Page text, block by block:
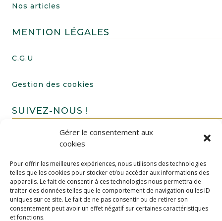
Gérer le consentement aux
cookies
Pour offrir les meilleures expériences, nous utilisons des technologies
telles que les cookies pour stocker et/ou accéder aux informations des
appareils. Le fait de consentir à ces technologies nous permettra de
traiter des données telles que le comportement de navigation ou les ID
uniques sur ce site. Le fait de ne pas consentir ou de retirer son
consentement peut avoir un effet négatif sur certaines caractéristiques
et fonctions.
Nos articles
MENTION LÉGALES
C.G.U
Gestion des cookies
SUIVEZ-NOUS !
FAIRE UN DON